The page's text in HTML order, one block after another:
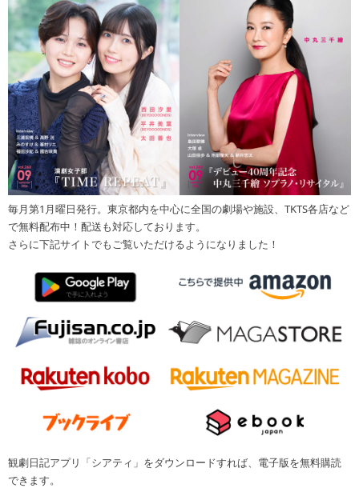
毎月第1月曜日発行。東京都内を中心に全国の劇場や施設、TKTS各店など
で無料配布中！配送も対応しております。
さらに下記サイトでもご覧いただけるようになりました！
観劇日記アプリ「シアティ」をダウンロードすれば、電子版を無料購読
できます。